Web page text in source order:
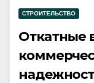
СТРОИТЕЛЬСТВО
Откатные